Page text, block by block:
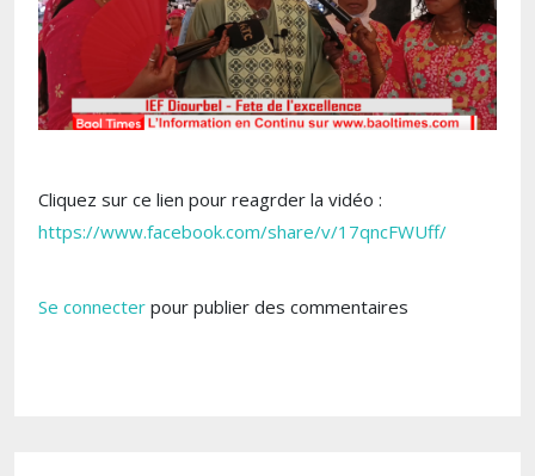
Cliquez sur ce lien pour reagrder la vidéo :
https://www.facebook.com/share/v/17qncFWUff/
Se connecter pour publier des commentaires